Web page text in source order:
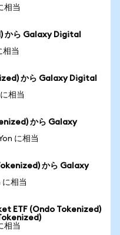
相当
から Galaxy Digital
相当
から Galaxy Digital
相当
から Galaxy
に相当
から Galaxy
に相当
ETF (Ondo Tokenized)
相当